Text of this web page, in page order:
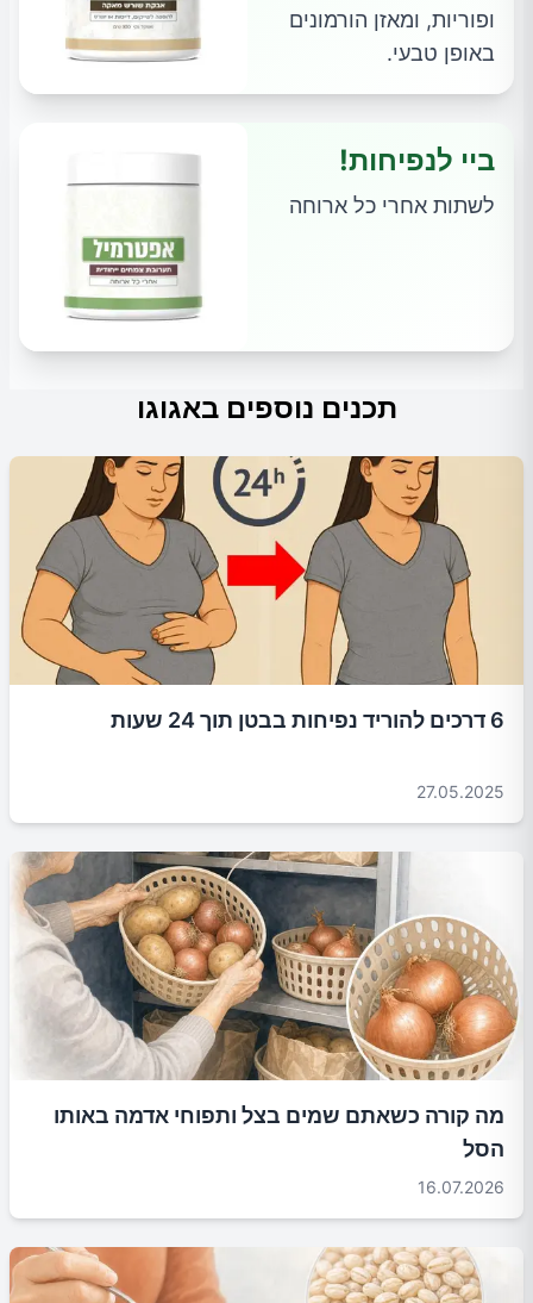
ופוריות, ומאזן הורמונים
באופן טבעי.
ביי לנפיחות!
לשתות אחרי כל ארוחה
תכנים נוספים באגוגו
6 דרכים להוריד נפיחות בבטן תוך 24 שעות
27.05.2025
מה קורה כשאתם שמים בצל ותפוחי אדמה באותו
הסל
16.07.2026